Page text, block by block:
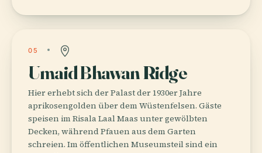
05
Umaid Bhawan Ridge
Hier erhebt sich der Palast der 1930er Jahre
aprikosengolden über dem Wüstenfelsen. Gäste
speisen im Risala Laal Maas unter gewölbten
Decken, während Pfauen aus dem Garten
schreien. Im öffentlichen Museumsteil sind ein